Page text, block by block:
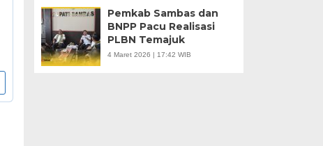
Pemkab Sambas dan
BNPP Pacu Realisasi
PLBN Temajuk
4 Maret 2026 | 17:42 WIB